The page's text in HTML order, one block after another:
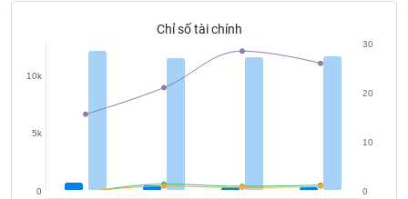
Chỉ số tài chính
0
5k
10k
0
10
20
30